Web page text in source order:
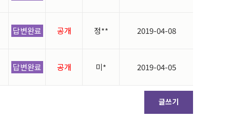
답변완료 공개 정** 2019-04-08
답변완료 공개 미* 2019-04-05
글쓰기